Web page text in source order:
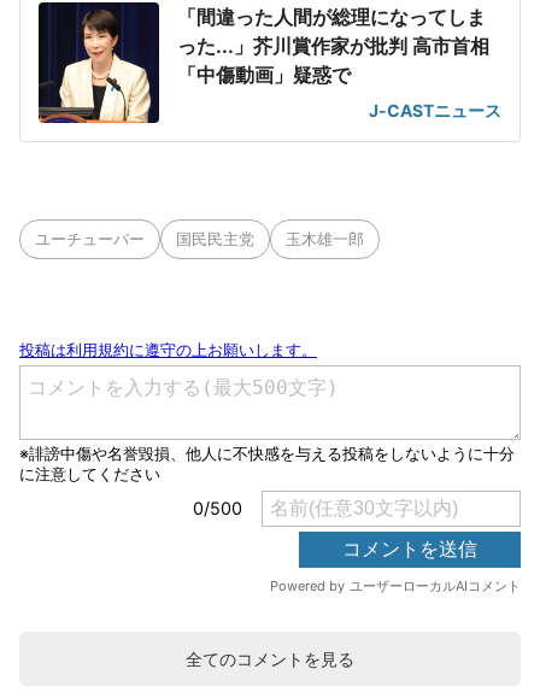
「間違った人間が総理になってしま
った...」芥川賞作家が批判 高市首相
「中傷動画」疑惑で
J-CASTニュース
ユーチューバー 国民民主党 玉木雄一郎
全てのコメントを見る